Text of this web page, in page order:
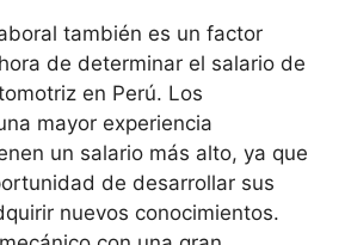
también es un factor
de determinar el salario de
en Perú. Los
mayor experiencia
un salario más alto, ya que
de desarrollar sus
nuevos conocimientos.